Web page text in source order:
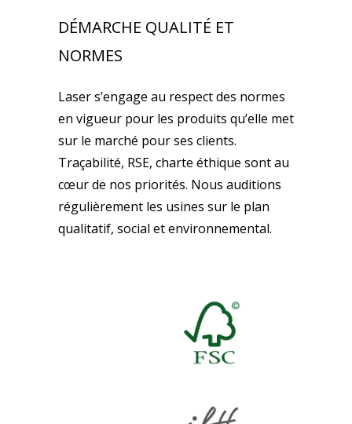
DÉMARCHE QUALITÉ ET
NORMES
Laser s’engage au respect des normes
en vigueur pour les produits qu’elle met
sur le marché pour ses clients.
Traçabilité, RSE, charte éthique sont au
cœur de nos priorités. Nous auditions
régulièrement les usines sur le plan
qualitatif, social et environnemental.